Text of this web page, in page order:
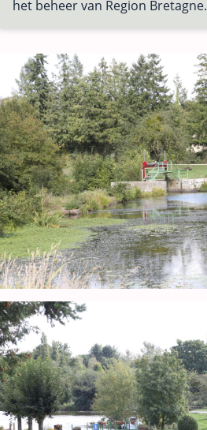
het beheer van Region Bretagne.